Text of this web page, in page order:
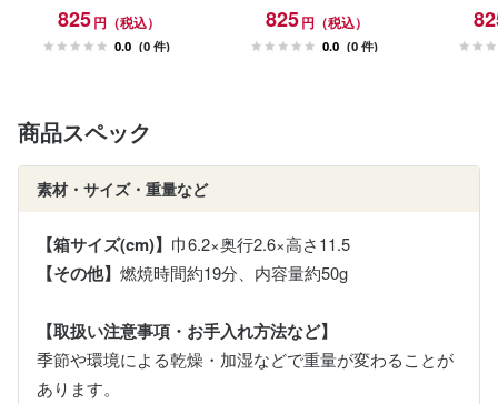
825円（税込）
0.0 (0 件)
825円（税込）
0.0 (0 件)
商品スペック
素材・サイズ・重量など
【箱サイズ(cm)】 巾6.2×奥行2.6×高さ11.5
【その他】 燃焼時間約19分、内容量約50g
【取扱い注意事項・お手入れ方法など】
季節や環境による乾燥・加湿などで重量が変わることが
あります。